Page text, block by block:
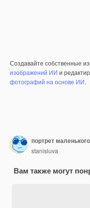
Создавайте собственные
изображений ИИ и
фотографий на основе ИИ.
портрет
stanisluva
Вам также могут